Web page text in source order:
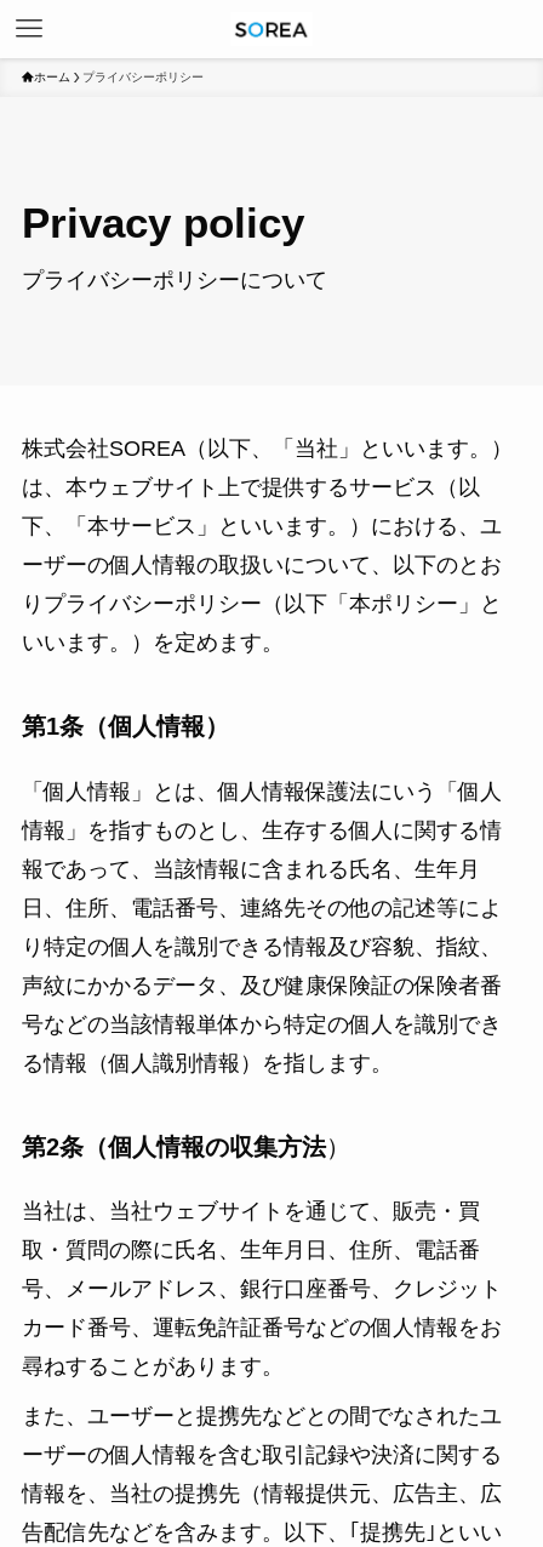
ホーム プライバシーポリシー
Privacy policy
プライバシーポリシーについて
株式会社SOREA（以下、「当社」といいます。）
は、本ウェブサイト上で提供するサービス（以
下、「本サービス」といいます。）における、ユ
ーザーの個人情報の取扱いについて、以下のとお
りプライバシーポリシー（以下「本ポリシー」と
いいます。）を定めます。
第1条（個人情報）
「個人情報」とは、個人情報保護法にいう「個人
情報」を指すものとし、生存する個人に関する情
報であって、当該情報に含まれる氏名、生年月
日、住所、電話番号、連絡先その他の記述等によ
り特定の個人を識別できる情報及び容貌、指紋、
声紋にかかるデータ、及び健康保険証の保険者番
号などの当該情報単体から特定の個人を識別でき
る情報（個人識別情報）を指します。
第2条（個人情報の収集方法）
当社は、当社ウェブサイトを通じて、販売・買
取・質問の際に氏名、生年月日、住所、電話番
号、メールアドレス、銀行口座番号、クレジット
カード番号、運転免許証番号などの個人情報をお
尋ねすることがあります。
また、ユーザーと提携先などとの間でなされたユ
ーザーの個人情報を含む取引記録や決済に関する
情報を、当社の提携先（情報提供元、広告主、広
告配信先などを含みます。以下、｢提携先｣といい